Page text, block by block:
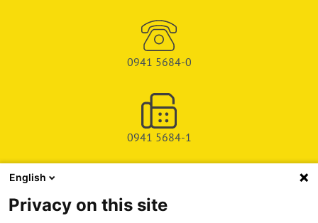
0941 5684-0
0941 5684-1
SHOP
SERVICE & SUPPORT
English
Privacy on this site